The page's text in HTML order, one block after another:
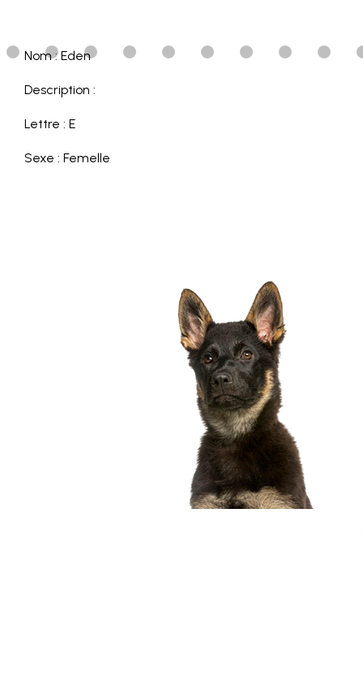
Nom : Eden
Description :
Lettre : E
Sexe : Femelle